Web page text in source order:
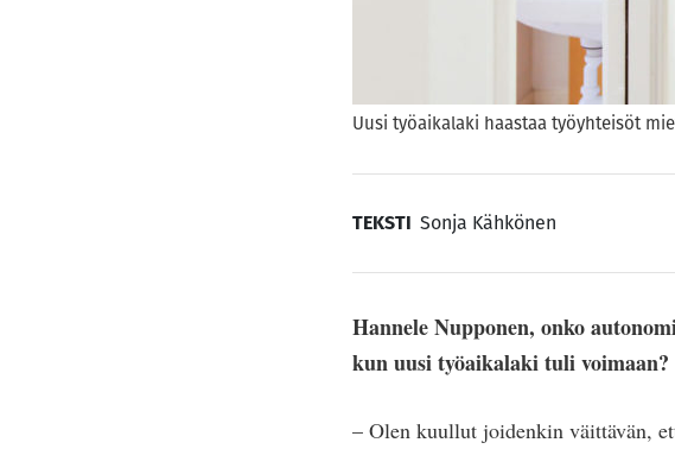
Uusi työaikalaki haastaa työyhteisöt
TEKSTI Sonja Kähkönen
Hannele Nupponen, onko
kun uusi työaikalaki tuli voimaan?
– Olen kuullut joidenkin väittävän,